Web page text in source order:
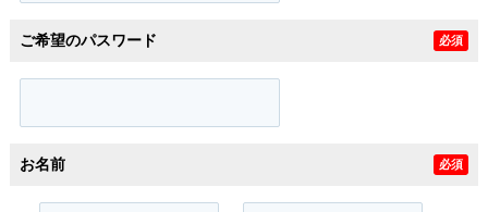
ご希望のパスワード 必須
お名前 必須